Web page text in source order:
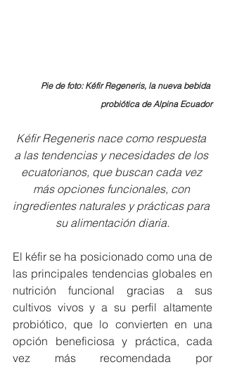
Pie de foto: Kéfir Regeneris, la nueva bebida
probiótica de Alpina Ecuador
Kéfir Regeneris nace como respuesta
a las tendencias y necesidades de los
ecuatorianos, que buscan cada vez
más opciones funcionales, con
ingredientes naturales y prácticas para
su alimentación diaria.
El kéfir se ha posicionado como una de
las principales tendencias globales en
nutrición funcional gracias a sus
cultivos vivos y a su perfil altamente
probiótico, que lo convierten en una
opción beneficiosa y práctica, cada
vez más recomendada por